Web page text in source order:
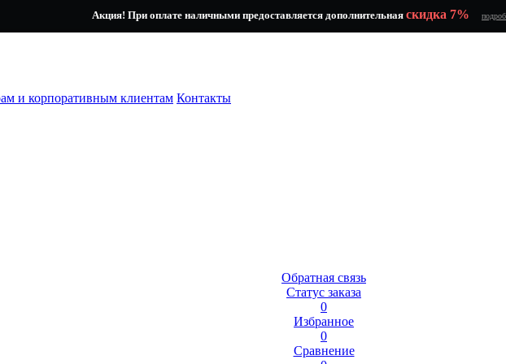
Акция! При оплате наличными предоставляется дополнительная скидка 7%
и корпоративным клиентам Контакты
Обратная связь
Статус заказа
0
Избранное
0
Сравнение